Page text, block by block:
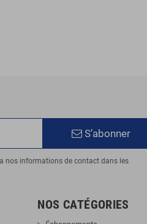
S’abonner
nos informations de contact dans les
NOS CATÉGORIES